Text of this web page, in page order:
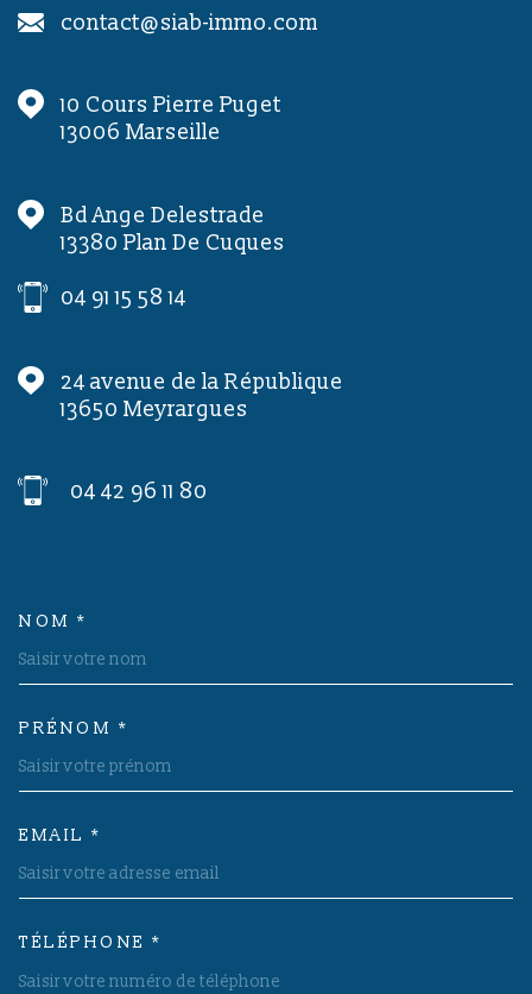
contact@siab-immo.com
10 Cours Pierre Puget
13006
Marseille
Bd Ange Delestrade
13380
Plan De Cuques
04 91 15 58 14
24 avenue de la République
13650
Meyrargues
04 42 96 11 80
NOM *
PRÉNOM *
EMAIL *
TÉLÉPHONE *